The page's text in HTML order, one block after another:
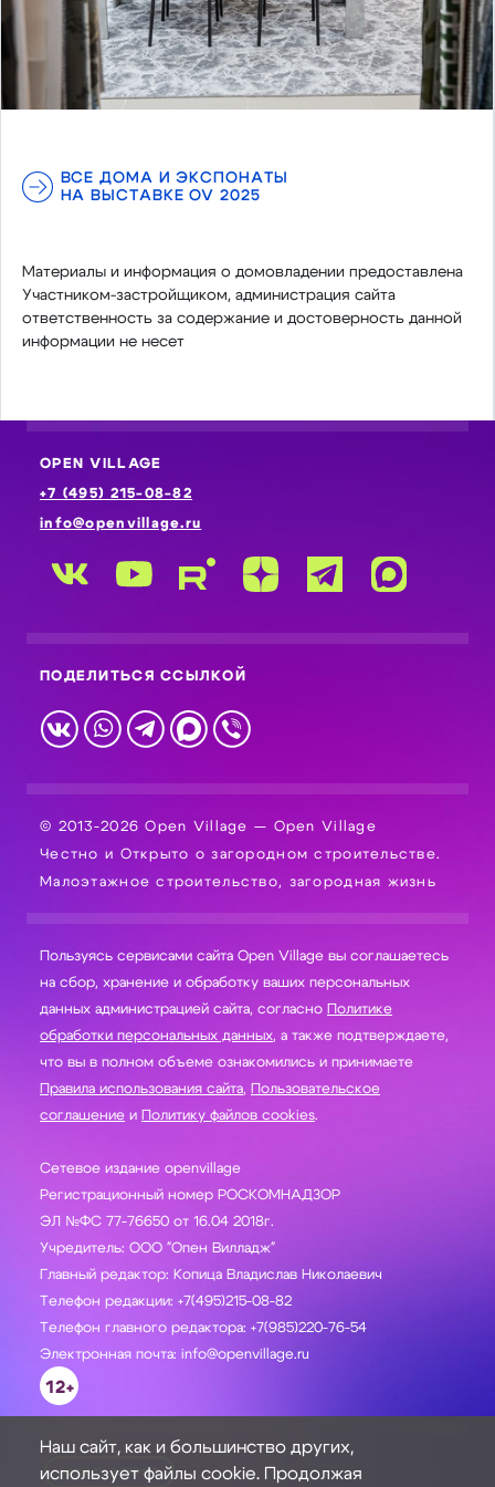
ВСЕ ДОМА И ЭКСПОНАТЫ
НА ВЫСТАВКЕ OV 2025
Материалы и информация о домовладении предоставлена
Участником-застройщиком, администрация сайта
ответственность за содержание и достоверность данной
информации не несет
OPEN VILLAGE
+7 (495) 215-08-82
info@openvillage.ru
ПОДЕЛИТЬСЯ ССЫЛКОЙ
© 2013-2026 Open Village — Open Village
Честно и Открыто о загородном строительстве.
Малоэтажное строительство, загородная жизнь
Пользуясь сервисами сайта Open Village вы соглашаетесь
на сбор, хранение и обработку ваших персональных
данных администрацией сайта, согласно Политике
обработки персональных данных, а также подтверждаете,
что вы в полном объеме ознакомились и принимаете
Правила использования сайта, Пользовательское
соглашение и Политику файлов cookies.
Сетевое издание openvillage
Регистрационный номер РОСКОМНАДЗОР
ЭЛ №ФС 77-76650 от 16.04 2018г.
Учредитель: ООО "Опен Вилладж"
Главный редактор: Копица Владислав Николаевич
Телефон редакции: +7(495)215-08-82
Телефон главного редактора: +7(985)220-76-54
Электронная почта: info@openvillage.ru
12+
ЗАДАТЬ ВОПРОС
Наш сайт, как и большинство других,
использует файлы cookie. Продолжая